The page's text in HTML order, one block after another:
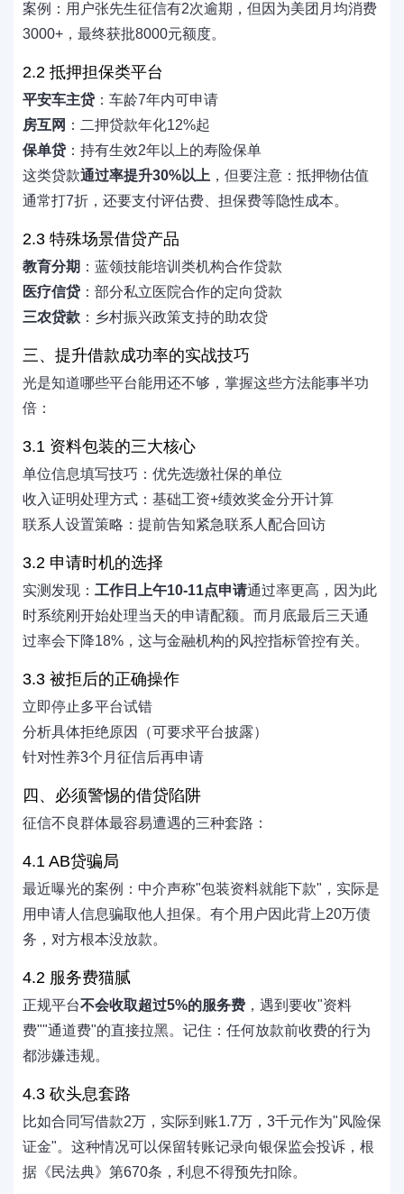
案例：用户张先生征信有2次逾期，但因为美团月均消费
3000+，最终获批8000元额度。
2.2 抵押担保类平台
平安车主贷 ：车龄7年内可申请
房互网 ：二押贷款年化12%起
保单贷 ：持有生效2年以上的寿险保单
这类贷款通过率提升30%以上 ，但要注意：抵押物估值
通常打7折，还要支付评估费、担保费等隐性成本。
2.3 特殊场景借贷产品
教育分期 ：蓝领技能培训类机构合作贷款
医疗信贷 ：部分私立医院合作的定向贷款
三农贷款 ：乡村振兴政策支持的助农贷
三、提升借款成功率的实战技巧
光是知道哪些平台能用还不够，掌握这些方法能事半功
倍：
3.1 资料包装的三大核心
单位信息填写技巧：优先选缴社保的单位
收入证明处理方式：基础工资+绩效奖金分开计算
联系人设置策略：提前告知紧急联系人配合回访
3.2 申请时机的选择
实测发现： 工作日上午10-11点申请通过率更高，因为此
时系统刚开始处理当天的申请配额。而月底最后三天通
过率会下降18%，这与金融机构的风控指标管控有关。
3.3 被拒后的正确操作
立即停止多平台试错
分析具体拒绝原因（可要求平台披露）
针对性养3个月征信后再申请
四、必须警惕的借贷陷阱
征信不良群体最容易遭遇的三种套路：
4.1 AB贷骗局
最近曝光的案例：中介声称"包装资料就能下款"，实际是
用申请人信息骗取他人担保。有个用户因此背上20万债
务，对方根本没放款。
4.2 服务费猫腻
正规平台不会收取超过5%的服务费 ，遇到要收"资料
费""通道费"的直接拉黑。记住：任何放款前收费的行为
都涉嫌违规。
4.3 砍头息套路
比如合同写借款2万，实际到账1.7万，3千元作为"风险保
证金"。这种情况可以保留转账记录向银保监会投诉，根
据《民法典》第670条，利息不得预先扣除。